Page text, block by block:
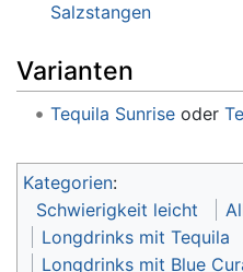
Salzstangen
Varianten
Tequila Sunriseoder
Kategorien:
Schwierigkeit leicht
Longdrinks mit Tequila
Longdrinks mit Blue